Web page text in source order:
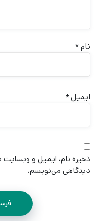
نام*
ایمیل*
ذخیره نام، ایمیل و وبسایت
دیدگاهی می‌نویسم.